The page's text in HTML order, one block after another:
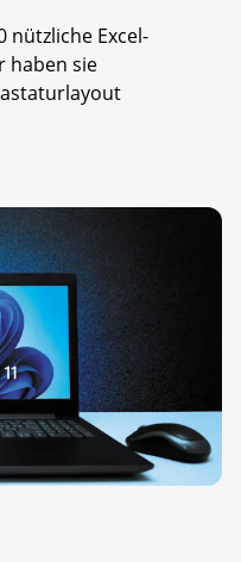
nützliche Excel-
haben sie